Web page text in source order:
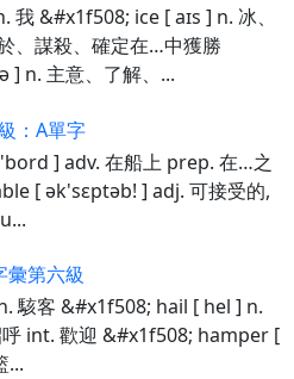
&#x1f508; ice [ aɪs ] n. 冰、
、謀殺、確定在…中獲勝
] n. 主意、了解、...
：A單字
] adv. 在船上 prep. 在…之
[ ək'sɛptəb! ] adj. 可接受的,
彙第六級
駭客 &#x1f508; hail [ hel ] n.
int. 歡迎 &#x1f508; hamper [
...